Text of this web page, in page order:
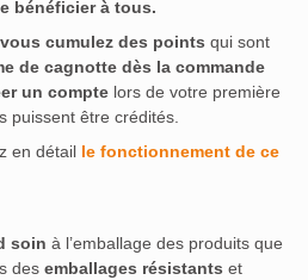
bénéficier à tous.
cumulez des points qui sont
de cagnotte dès la commande
un compte lors de votre première
puissent être crédités.
en détail le fonctionnement de ce
soin à l’emballage des produits que
des emballages résistants et